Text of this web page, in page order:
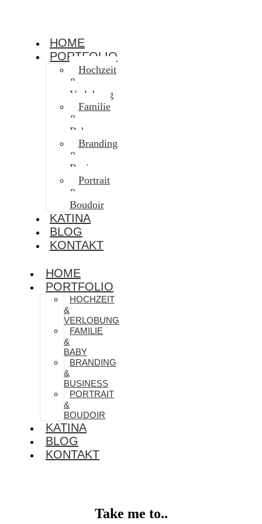
HOME
PORTFOLIO
Hochzeit
&
Verlobung
Familie
&
Baby
Branding
&
Business
Portrait
&
Boudoir
KATINA
BLOG
KONTAKT
HOME
PORTFOLIO
HOCHZEIT
&
VERLOBUNG
FAMILIE
&
BABY
BRANDING
&
BUSINESS
PORTRAIT
&
BOUDOIR
KATINA
BLOG
KONTAKT
Take me to..